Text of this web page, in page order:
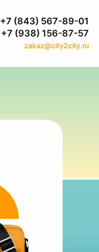
+7 (843) 567-89-01
+7 (938) 156-87-57
zakaz@city2city.ru